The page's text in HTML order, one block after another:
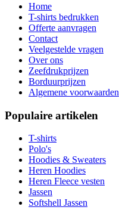
Home
T-shirts bedrukken
Offerte aanvragen
Contact
Veelgestelde vragen
Over ons
Zeefdrukprijzen
Borduurprijzen
Algemene voorwaarden
Populaire artikelen
T-shirts
Polo's
Hoodies & Sweaters
Heren Hoodies
Heren Fleece vesten
Jassen
Softshell Jassen